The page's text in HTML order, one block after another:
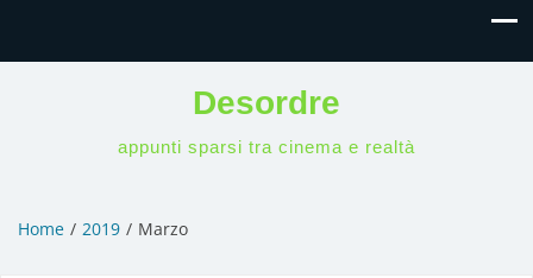
Desordre
appunti sparsi tra cinema e realtà
Home 2019 Marzo